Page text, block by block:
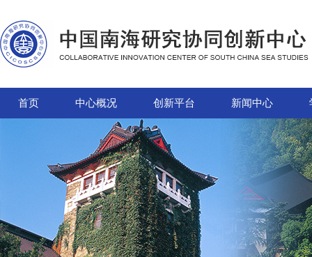
首页 中心概况 创新平台 新闻中心